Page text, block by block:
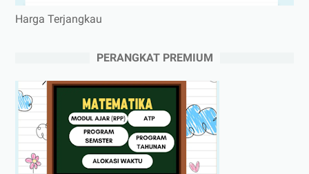
Harga Terjangkau
PERANGKAT PREMIUM